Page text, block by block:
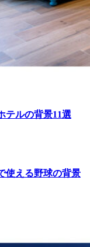
テルの背景11選
使える野球の背景